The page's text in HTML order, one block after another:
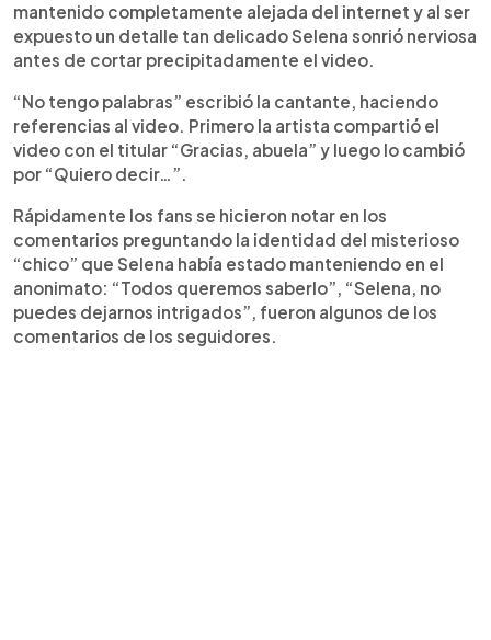
mantenido completamente alejada del internet y al ser
expuesto un detalle tan delicado Selena sonrió nerviosa
antes de cortar precipitadamente el video.
“No tengo palabras” escribió la cantante, haciendo
referencias al video. Primero la artista compartió el
video con el titular “Gracias, abuela” y luego lo cambió
por “Quiero decir…”.
Rápidamente los fans se hicieron notar en los
comentarios preguntando la identidad del misterioso
“chico” que Selena había estado manteniendo en el
anonimato: “Todos queremos saberlo”, “Selena, no
puedes dejarnos intrigados”, fueron algunos de los
comentarios de los seguidores.